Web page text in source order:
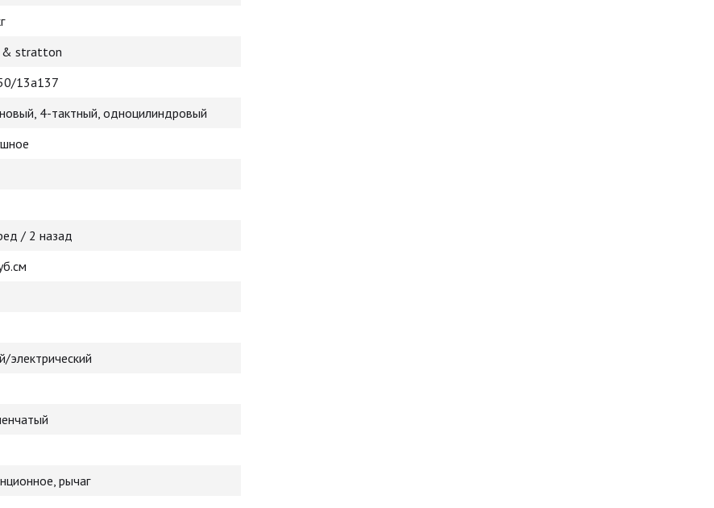
& stratton
13a137
4-тактный, одноцилиндровый
/ 2 назад
электрический
рычаг